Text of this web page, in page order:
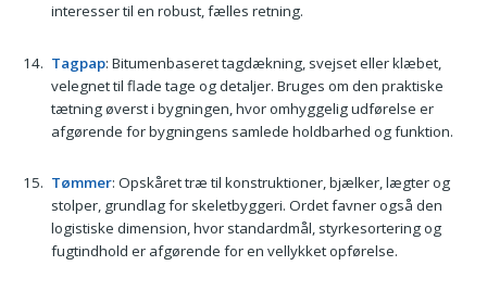
interesser til en robust, fælles retning.
Tagpap: Bitumenbaseret tagdækning, svejset eller klæbet,
velegnet til flade tage og detaljer. Bruges om den praktiske
tætning øverst i bygningen, hvor omhyggelig udførelse er
afgørende for bygningens samlede holdbarhed og funktion.
Tømmer: Opskåret træ til konstruktioner, bjælker, lægter og
stolper, grundlag for skeletbyggeri. Ordet favner også den
logistiske dimension, hvor standardmål, styrkesortering og
fugtindhold er afgørende for en vellykket opførelse.